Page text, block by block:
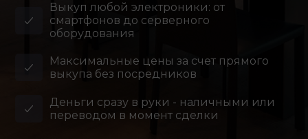
Выкуп любой электроники: от
смартфонов до серверного
оборудования
Максимальные цены за счет прямого
выкупа без посредников
Деньги сразу в руки - наличными или
переводом в момент сделки